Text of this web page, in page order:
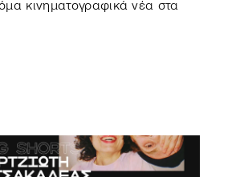
κινηματογραφικά νέα στα